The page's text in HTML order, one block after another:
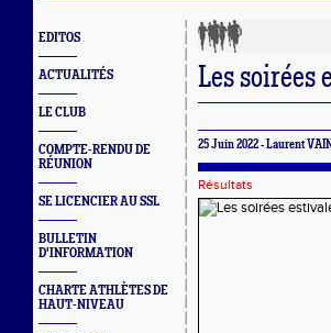
EDITOS
ACTUALITÉS
LE CLUB
COMPTE-RENDU DE
RÉUNION
SE LICENCIER AU SSL
BULLETIN
D'INFORMATION
CHARTE ATHLÈTES DE
HAUT-NIVEAU
Les soirées
25 Juin 2022 - Laurent
Résultats